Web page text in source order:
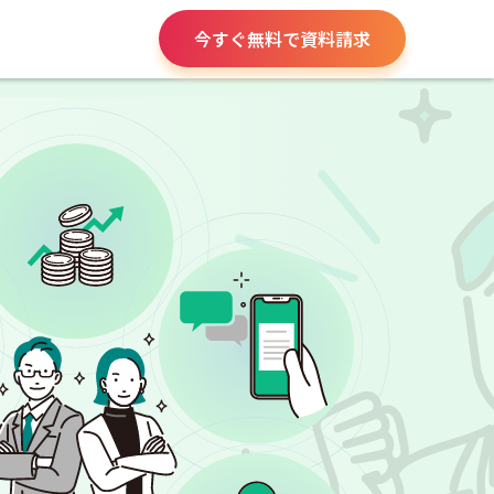
今すぐ無料で資料請求
請求書や領収書